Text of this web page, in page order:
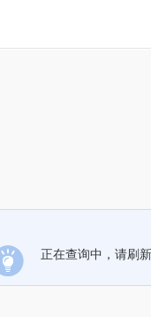
正在查询中，请刷